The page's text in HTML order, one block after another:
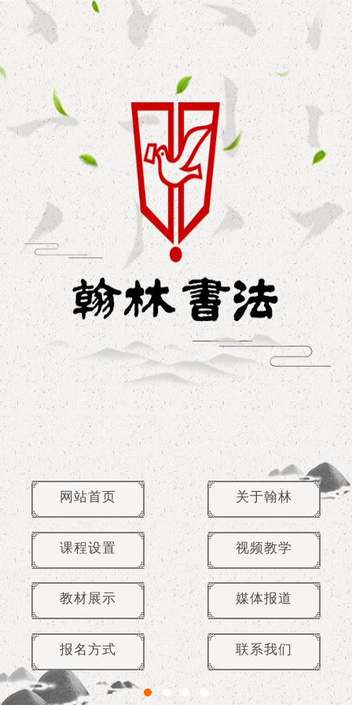
网站首页 关于翰林
课程设置 视频教学
教材展示 媒体报道
报名方式 联系我们